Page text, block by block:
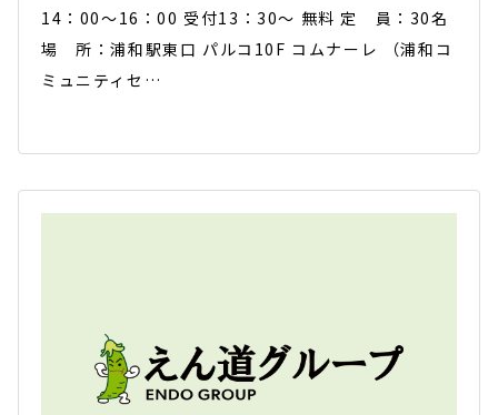
14：00～16：00 受付13：30～ 無料 定 員：30名
場 所：浦和駅東口 パルコ10F コムナーレ （浦和コ
ミュニティセ…